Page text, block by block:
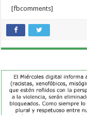
[fbcomments]